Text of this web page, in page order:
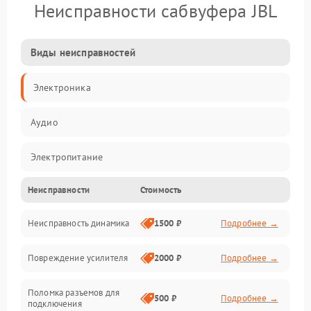
Неисправности сабвуфера JBL
Виды неисправностей
Электроника
Аудио
Электропитание
Электронные компоненты
Механика
Управление
Корпус/Герметичность
Неисправности Стоимость
Неисправность динамика 1500 ₽ Подробнее →
Повреждение усилителя 2000 ₽ Подробнее →
Поломка разъемов для
подключения
500 ₽ Подробнее →